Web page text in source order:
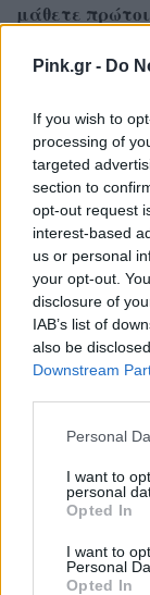
Pink.gr - Do
If you wish to
processing of
targeted
section to
opt-out request
interest-based
us or personal
your opt-out.
disclosure of
IAB’s list of
also be
Downstream
Personal
I want to
personal
Opted In
I want to
Personal
Opted In
μάθετε πρώτοι